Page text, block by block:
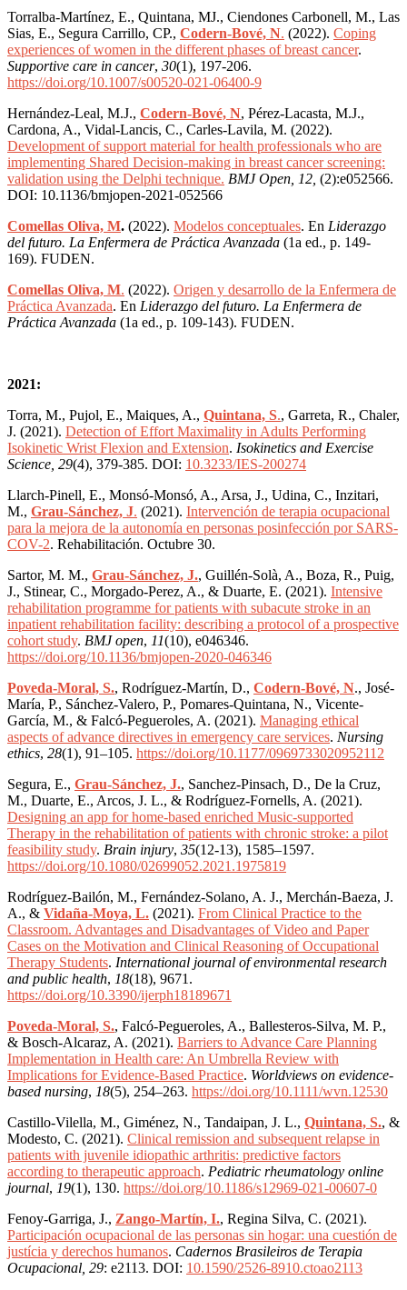
Torralba-Martínez, E., Quintana, MJ., Ciendones Carbonell, M., Las
Sias, E., Segura Carrillo, CP., Codern-Bové, N. (2022). Coping
experiences of women in the different phases of breast cancer.
Supportive care in cancer, 30(1), 197-206.
https://doi.org/10.1007/s00520-021-06400-9
Hernández-Leal, M.J., Codern-Bové, N, Pérez-Lacasta, M.J.,
Cardona, A., Vidal-Lancis, C., Carles-Lavila, M. (2022).
Development of support material for health professionals who are
implementing Shared Decision-making in breast cancer screening:
validation using the Delphi technique. BMJ Open, 12, (2):e052566.
DOI: 10.1136/bmjopen-2021-052566
Comellas Oliva, M. (2022). Modelos conceptuales. En Liderazgo
del futuro. La Enfermera de Práctica Avanzada (1a ed., p. 149-
169). FUDEN.
Comellas Oliva, M. (2022). Origen y desarrollo de la Enfermera de
Práctica Avanzada. En Liderazgo del futuro. La Enfermera de
Práctica Avanzada (1a ed., p. 109-143). FUDEN.
2021:
Torra, M., Pujol, E., Maiques, A., Quintana, S., Garreta, R., Chaler,
J. (2021). Detection of Effort Maximality in Adults Performing
Isokinetic Wrist Flexion and Extension. Isokinetics and Exercise
Science, 29(4), 379-385. DOI: 10.3233/IES-200274
Llarch-Pinell, E., Monsó-Monsó, A., Arsa, J., Udina, C., Inzitari,
M., Grau-Sánchez, J. (2021). Intervención de terapia ocupacional
para la mejora de la autonomía en personas posinfección por SARS-
COV-2. Rehabilitación. Octubre 30.
Sartor, M. M., Grau-Sánchez, J., Guillén-Solà, A., Boza, R., Puig,
J., Stinear, C., Morgado-Perez, A., & Duarte, E. (2021). Intensive
rehabilitation programme for patients with subacute stroke in an
inpatient rehabilitation facility: describing a protocol of a prospective
cohort study. BMJ open, 11(10), e046346.
https://doi.org/10.1136/bmjopen-2020-046346
Poveda-Moral, S., Rodríguez-Martín, D., Codern-Bové, N., José-
María, P., Sánchez-Valero, P., Pomares-Quintana, N., Vicente-
García, M., & Falcó-Pegueroles, A. (2021). Managing ethical
aspects of advance directives in emergency care services. Nursing
ethics, 28(1), 91–105. https://doi.org/10.1177/0969733020952112
Segura, E., Grau-Sánchez, J., Sanchez-Pinsach, D., De la Cruz,
M., Duarte, E., Arcos, J. L., & Rodríguez-Fornells, A. (2021).
Designing an app for home-based enriched Music-supported
Therapy in the rehabilitation of patients with chronic stroke: a pilot
feasibility study. Brain injury, 35(12-13), 1585–1597.
https://doi.org/10.1080/02699052.2021.1975819
Rodríguez-Bailón, M., Fernández-Solano, A. J., Merchán-Baeza, J.
A., & Vidaña-Moya, L. (2021). From Clinical Practice to the
Classroom. Advantages and Disadvantages of Video and Paper
Cases on the Motivation and Clinical Reasoning of Occupational
Therapy Students. International journal of environmental research
and public health, 18(18), 9671.
https://doi.org/10.3390/ijerph18189671
Poveda-Moral, S., Falcó-Pegueroles, A., Ballesteros-Silva, M. P.,
& Bosch-Alcaraz, A. (2021). Barriers to Advance Care Planning
Implementation in Health care: An Umbrella Review with
Implications for Evidence-Based Practice. Worldviews on evidence-
based nursing, 18(5), 254–263. https://doi.org/10.1111/wvn.12530
Castillo-Vilella, M., Giménez, N., Tandaipan, J. L., Quintana, S., &
Modesto, C. (2021). Clinical remission and subsequent relapse in
patients with juvenile idiopathic arthritis: predictive factors
according to therapeutic approach. Pediatric rheumatology online
journal, 19(1), 130. https://doi.org/10.1186/s12969-021-00607-0
Fenoy-Garriga, J., Zango-Martín, I., Regina Silva, C. (2021).
Participación ocupacional de las personas sin hogar: una cuestión de
justícia y derechos humanos. Cadernos Brasileiros de Terapia
Ocupacional, 29: e2113. DOI: 10.1590/2526-8910.ctoao2113